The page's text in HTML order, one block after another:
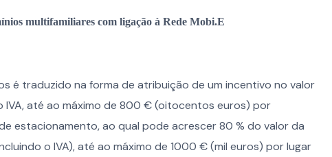
multifamiliares com ligação à Rede Mobi.E
é traduzido na forma de atribuição de um incentivo no valor
até ao máximo de 800 € (oitocentos euros) por
estacionamento, ao qual pode acrescer 80 % do valor da
o IVA), até ao máximo de 1000 € (mil euros) por lugar